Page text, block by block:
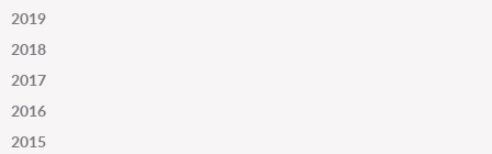
2019
2018
2017
2016
2015